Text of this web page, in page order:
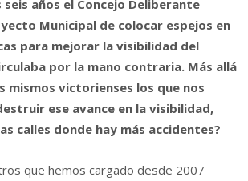
años el Concejo Deliberante
Municipal de colocar espejos en
para mejorar la visibilidad del
por la mano contraria. Más allá
mismos victorienses los que nos
ese avance en la visibilidad,
calles donde hay más accidentes?
que hemos cargado desde 2007